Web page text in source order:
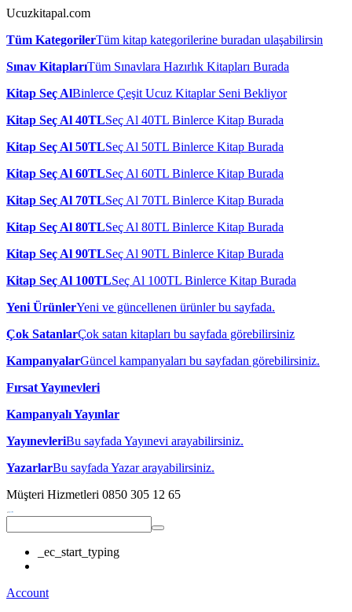
Ucuzkitapal.com
Tüm KategorilerTüm kitap kategorilerine buradan ulaşabilirsin
Sınav KitaplarıTüm Sınavlara Hazırlık Kitapları Burada
Kitap Seç AlBinlerce Çeşit Ucuz Kitaplar Seni Bekliyor
Kitap Seç Al 40TLSeç Al 40TL Binlerce Kitap Burada
Kitap Seç Al 50TLSeç Al 50TL Binlerce Kitap Burada
Kitap Seç Al 60TLSeç Al 60TL Binlerce Kitap Burada
Kitap Seç Al 70TLSeç Al 70TL Binlerce Kitap Burada
Kitap Seç Al 80TLSeç Al 80TL Binlerce Kitap Burada
Kitap Seç Al 90TLSeç Al 90TL Binlerce Kitap Burada
Kitap Seç Al 100TLSeç Al 100TL Binlerce Kitap Burada
Yeni ÜrünlerYeni ve güncellenen ürünler bu sayfada.
Çok SatanlarÇok satan kitapları bu sayfada görebilirsiniz
KampanyalarGüncel kampanyaları bu sayfadan görebilirsiniz.
Fırsat Yayınevleri
Kampanyalı Yayınlar
YayınevleriBu sayfada Yayınevi arayabilirsiniz.
YazarlarBu sayfada Yazar arayabilirsiniz.
Müşteri Hizmetleri 0850 305 12 65
_ec_start_typing
Account